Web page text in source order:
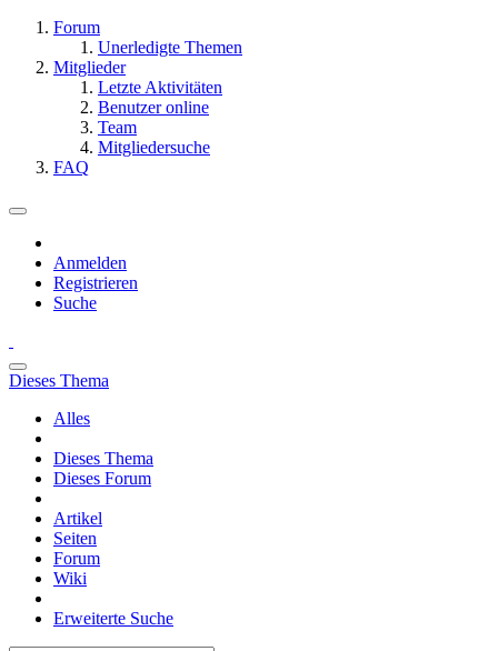
Forum
Unerledigte Themen
Mitglieder
Letzte Aktivitäten
Benutzer online
Team
Mitgliedersuche
FAQ
Anmelden
Registrieren
Suche
Dieses Thema
Alles
Dieses Thema
Dieses Forum
Artikel
Seiten
Forum
Wiki
Erweiterte Suche